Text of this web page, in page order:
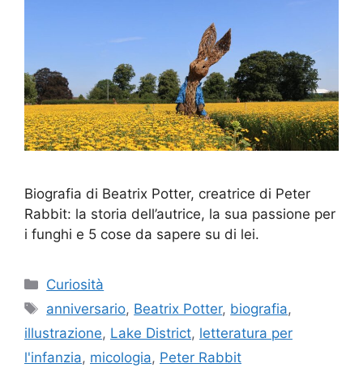
Biografia di Beatrix Potter, creatrice di Peter
Rabbit: la storia dell’autrice, la sua passione per
i funghi e 5 cose da sapere su di lei.
Categorie
Curiosità
Tag
anniversario, Beatrix Potter, biografia,
illustrazione, Lake District, letteratura per
l'infanzia, micologia, Peter Rabbit